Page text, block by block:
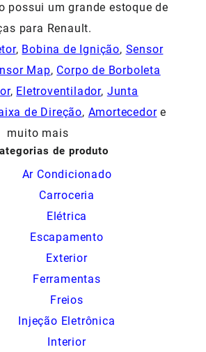
possui um grande estoque de
para Renault.
, Bobina de Ignição, Sensor
Map, Corpo de Borboleta
, Eletroventilador, Junta
de Direção, Amortecedore
muito mais
de produto
Ar Condicionado
Carroceria
Elétrica
Escapamento
Exterior
Ferramentas
Freios
Injeção Eletrônica
Interior